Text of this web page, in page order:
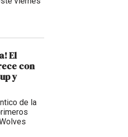
El
con
y
de la